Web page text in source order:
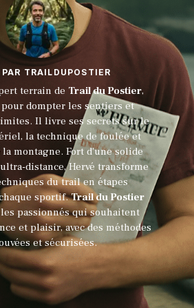
TRAILDUPOSTIER
terrain de Trail du Postier,
dompter les sentiers et
Il livre ses secrets sur le
la technique de foulée et
montagne. Fort d'une solide
distance, Hervé transforme
du trail en étapes
sportif.Trail du Postier
passionnés qui souhaitent
et plaisir, avec des méthodes
et sécurisées.